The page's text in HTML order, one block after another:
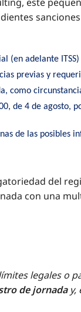
(en adelante
previas y
como
de 4 de agosto,
de las posibles
del
con una
legales
de jornaday,